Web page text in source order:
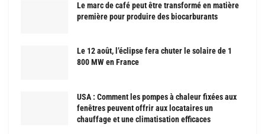
Le marc de café peut être transformé en matière
première pour produire des biocarburants
Le 12 août, l’éclipse fera chuter le solaire de 1
800 MW en France
USA : Comment les pompes à chaleur fixées aux
fenêtres peuvent offrir aux locataires un
chauffage et une climatisation efficaces